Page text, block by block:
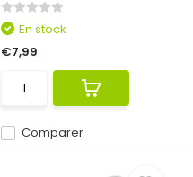
Comparer
En stock
€7,99